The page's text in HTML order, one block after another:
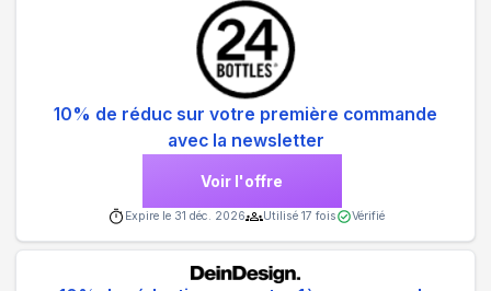
10% de réduc sur votre première commande
avec la newsletter
Voir l'offre
Expire le 31 déc. 2026 Utilisé 17 fois Vérifié